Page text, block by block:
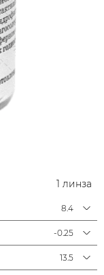
1 линза
8.4
-0.25
13.5